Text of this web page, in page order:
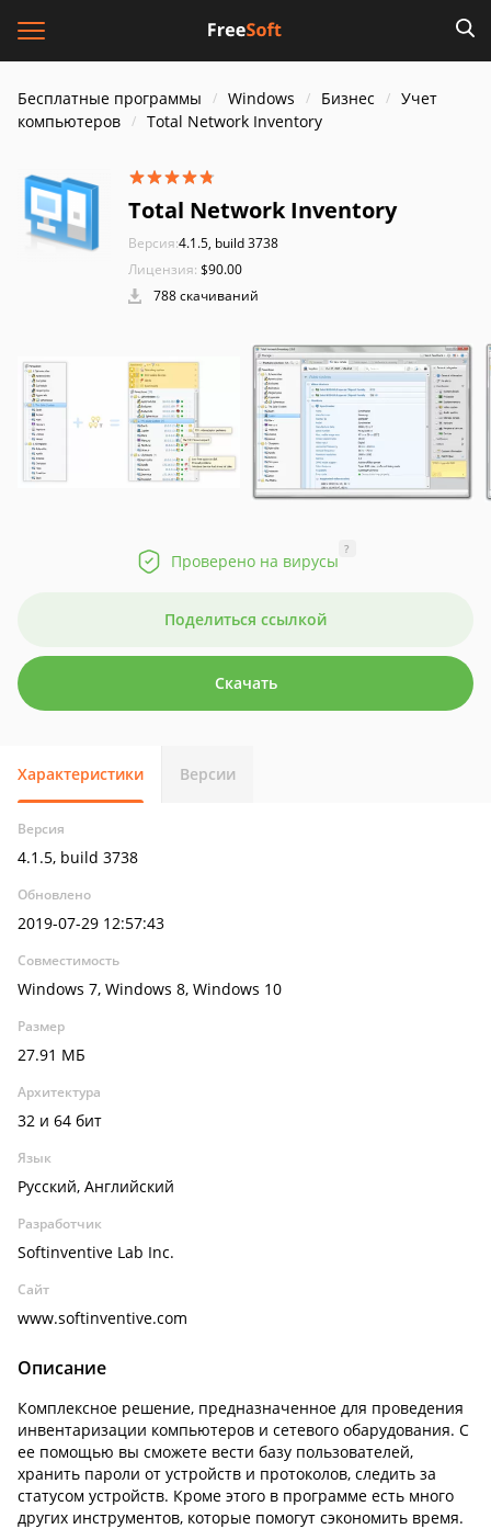
Бесплатные программы Windows Бизнес
Учет
компьютеров
Total Network Inventory
Total Network Inventory
Версия:4.1.5, build 3738
Лицензия: $90.00
788 скачиваний
Проверено на вирусы
?
Поделиться ссылкой
Скачать
Характеристики Версии
Версия
4.1.5, build 3738
Обновлено
2019-07-29 12:57:43
Совместимость
Windows 7, Windows 8, Windows 10
Размер
27.91 МБ
Архитектура
32 и 64 бит
Язык
Русский, Английский
Разработчик
Softinventive Lab Inc.
Сайт
www.softinventive.com
Описание
Комплексное решение, предназначенное для проведения
инвентаризации компьютеров и сетевого обарудования. С
ее помощью вы сможете вести базу пользователей,
хранить пароли от устройств и протоколов, следить за
статусом устройств. Кроме этого в программе есть много
других инструментов, которые помогут сэкономить время.